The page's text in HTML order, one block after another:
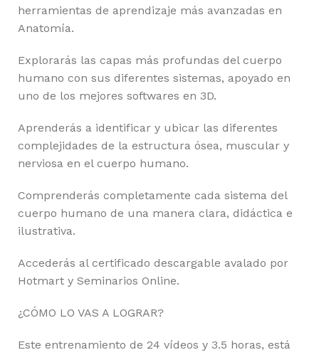
herramientas de aprendizaje más avanzadas en
Anatomía.
Explorarás las capas más profundas del cuerpo
humano con sus diferentes sistemas, apoyado en
uno de los mejores softwares en 3D.
Aprenderás a identificar y ubicar las diferentes
complejidades de la estructura ósea, muscular y
nerviosa en el cuerpo humano.
Comprenderás completamente cada sistema del
cuerpo humano de una manera clara, didáctica e
ilustrativa.
Accederás al certificado descargable avalado por
Hotmart y Seminarios Online.
¿CÓMO LO VAS A LOGRAR?
Este entrenamiento de 24 vídeos y 3.5 horas, está